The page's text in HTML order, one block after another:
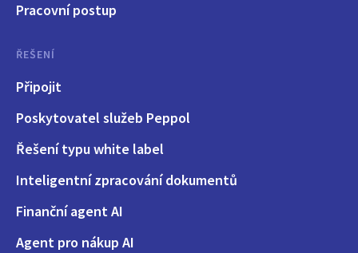
Pracovní postup
ŘEŠENÍ
Připojit
Poskytovatel služeb Peppol
Řešení typu white label
Inteligentní zpracování dokumentů
Finanční agent AI
Agent pro nákup AI